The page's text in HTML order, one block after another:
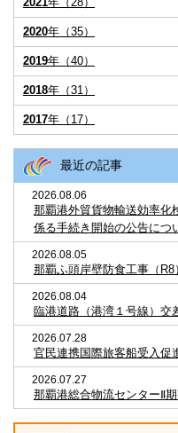
2020年（35）
2019年（40）
2018年（31）
2017年（17）
最近の記事
2026.08.06
那覇港外貿貨物輸送効率化
係る手続き開始の公告につ
2026.08.05
那覇ふ頭岸壁防食工事（R8
2026.08.04
臨港道路（港湾１号線）交
2026.07.28
官民連携国際旅客船受入促
2026.07.27
那覇港総合物流センターⅡ